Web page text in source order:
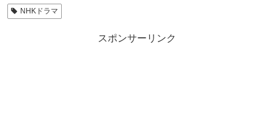
NHKドラマ
スポンサーリンク